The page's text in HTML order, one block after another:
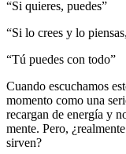
“Si quieres, puedes”
“Si lo crees y lo
“Tú puedes con todo”
Cuando escuchamos
momento como una
recargan de energía y
mente. Pero,
sirven?